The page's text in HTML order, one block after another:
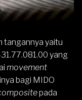
tangannya yaitu
yang
movement
bagi MIDO
pada